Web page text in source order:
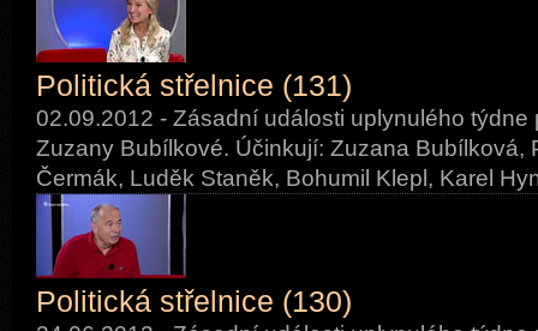
Politická střelnice (131)
02.09.2012 - Zásadní události uplynulého týdne
Zuzany Bubílkové. Účinkují: Zuzana Bubílková,
Čermák, Luděk Staněk, Bohumil Klepl, Karel
Politická střelnice (130)